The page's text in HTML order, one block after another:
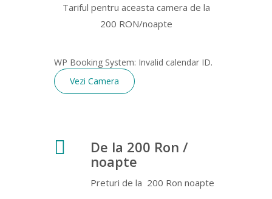
Tariful pentru aceasta camera de la
200 RON/noapte
WP Booking System: Invalid calendar ID.
Vezi Camera
De la 200 Ron /
noapte
Preturi de la 200 Ron noapte